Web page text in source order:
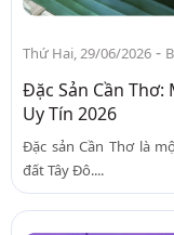
Thứ Hai, 29/06/2026 -
Đặc Sản Cần
Uy Tín 2026
Đặc sản Cần Thơ là
đất Tây Đô....